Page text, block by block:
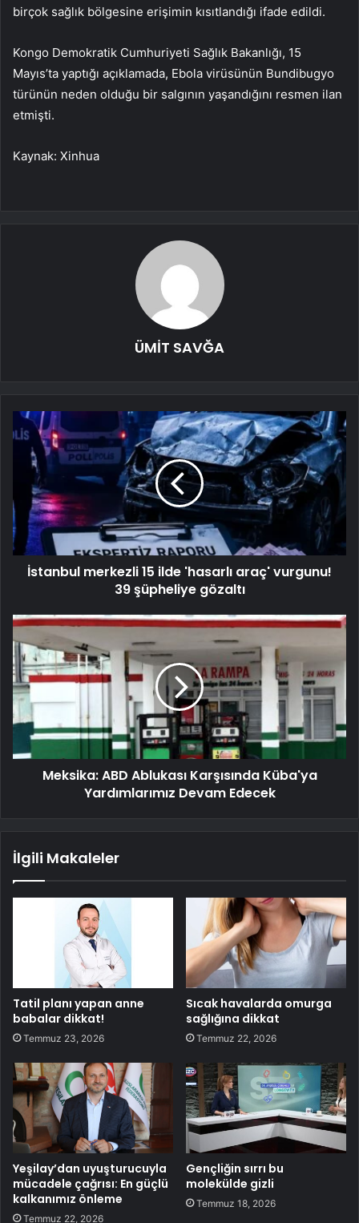
birçok sağlık bölgesine erişimin kısıtlandığı ifade edildi.
Kongo Demokratik Cumhuriyeti Sağlık Bakanlığı, 15
Mayıs’ta yaptığı açıklamada, Ebola virüsünün Bundibugyo
türünün neden olduğu bir salgının yaşandığını resmen ilan
etmişti.
Kaynak: Xinhua
ÜMİT SAVĞA
İstanbul merkezli 15 ilde 'hasarlı araç' vurgunu!
39 şüpheliye gözaltı
Meksika: ABD Ablukası Karşısında Küba'ya
Yardımlarımız Devam Edecek
İlgili Makaleler
Tatil planı yapan anne
babalar dikkat!
Temmuz 23, 2026
Sıcak havalarda omurga
sağlığına dikkat
Temmuz 22, 2026
Yeşilay’dan uyuşturucuyla
mücadele çağrısı: En güçlü
kalkanımız önleme
Temmuz 22, 2026
Gençliğin sırrı bu
molekülde gizli
Temmuz 18, 2026